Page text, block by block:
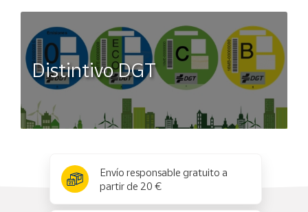
Distintivo DGT
Envío responsable gratuito a
partir de 20 €